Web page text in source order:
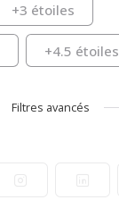
+3 étoiles
+4.5 étoiles
Filtres avancés